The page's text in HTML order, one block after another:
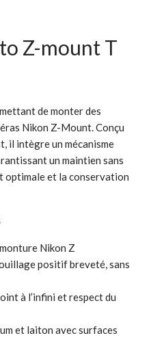
Z-mount T
de monter des
Nikon Z-Mount. Conçu
il intègre un mécanisme
un maintien sans
optimale et la conservation
Nikon Z
positif breveté, sans
à l’infini et respect du
et laiton avec surfaces